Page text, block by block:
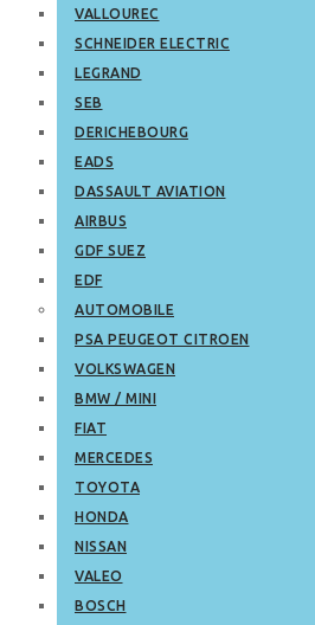
VALLOUREC
SCHNEIDER ELECTRIC
LEGRAND
SEB
DERICHEBOURG
EADS
DASSAULT AVIATION
AIRBUS
GDF SUEZ
EDF
AUTOMOBILE
PSA PEUGEOT CITROEN
VOLKSWAGEN
BMW / MINI
FIAT
MERCEDES
TOYOTA
HONDA
NISSAN
VALEO
BOSCH